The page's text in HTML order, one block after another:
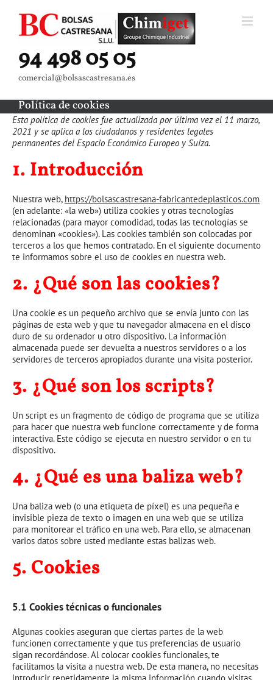
contenido
94 498 05 05
comercial@bolsascastresana.es
Política de cookies
Esta política de cookies fue actualizada por última vez el 11 marzo,
2021 y se aplica a los ciudadanos y residentes legales
permanentes del Espacio Económico Europeo y Suiza.
1. Introducción
Nuestra web, https://bolsascastresana-fabricantedeplasticos.com
(en adelante: «la web») utiliza cookies y otras tecnologías
relacionadas (para mayor comodidad, todas las tecnologías se
denominan «cookies»). Las cookies también son colocadas por
terceros a los que hemos contratado. En el siguiente documento
te informamos sobre el uso de cookies en nuestra web.
2. ¿Qué son las cookies?
Una cookie es un pequeño archivo que se envía junto con las
páginas de esta web y que tu navegador almacena en el disco
duro de su ordenador u otro dispositivo. La información
almacenada puede ser devuelta a nuestros servidores o a los
servidores de terceros apropiados durante una visita posterior.
3. ¿Qué son los scripts?
Un script es un fragmento de código de programa que se utiliza
para hacer que nuestra web funcione correctamente y de forma
interactiva. Este código se ejecuta en nuestro servidor o en tu
dispositivo.
4. ¿Qué es una baliza web?
Una baliza web (o una etiqueta de píxel) es una pequeña e
invisible pieza de texto o imagen en una web que se utiliza
para monitorear el tráfico en una web. Para ello, se almacenan
varios datos sobre usted mediante estas balizas web.
5. Cookies
5.1 Cookies técnicas o funcionales
Algunas cookies aseguran que ciertas partes de la web
funcionen correctamente y que tus preferencias de usuario
sigan recordándose. Al colocar cookies funcionales, te
facilitamos la visita a nuestra web. De esta manera, no necesitas